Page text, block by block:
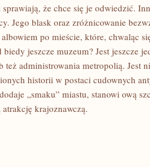
że chce się je odwiedzić.
Jego blask oraz zróżnicowanie
po mieście, które, chwaląc
jeszcze muzeum? Jest jeszcze
administrowania metropolią. Jest
historii w postaci cudownych
„smaku” miastu, stanowi ową
krajoznawczą.